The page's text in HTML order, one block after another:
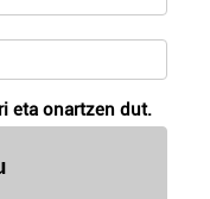
eta onartzen dut.